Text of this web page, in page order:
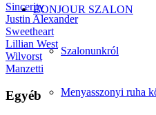
BONJOUR SZALON
Szalonunkról
Menyasszonyi ruha
Sincerity
Justin Alexander
Sweetheart
Lillian West
Wilvorst
Manzetti
Egyéb